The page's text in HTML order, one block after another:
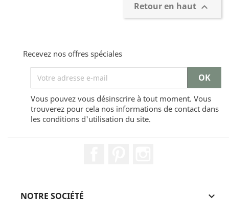
Retour en haut 
Recevez nos offres spéciales
Vous pouvez vous désinscrire à tout moment. Vous
trouverez pour cela nos informations de contact dans
les conditions d'utilisation du site.
NOTRE SOCIÉTÉ 